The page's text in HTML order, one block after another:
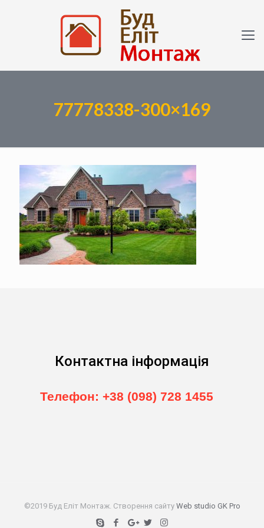
77778338-300×169
Контактна інформація
Телефон: +38 (098) 728 1455
©2019 Буд Еліт Монтаж. Створення сайту Web studio GK Pro